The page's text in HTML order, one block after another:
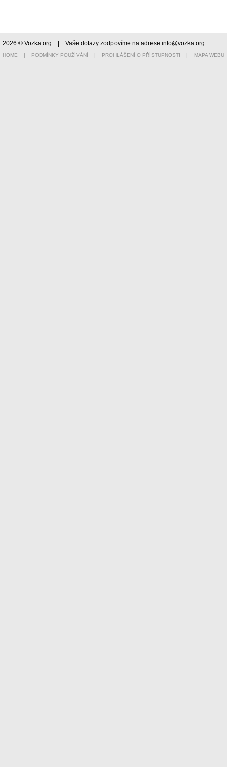
2026 © Vozka.org | Vaše dotazy zodpovíme na adrese info@vozka.org.
HOME | PODMÍNKY POUŽÍVÁNÍ | PROHLÁŠENÍ O PŘÍSTUPNOSTI | MAPA WEBU